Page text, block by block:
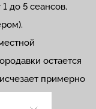
до 5 сеансов.
остается
примерно